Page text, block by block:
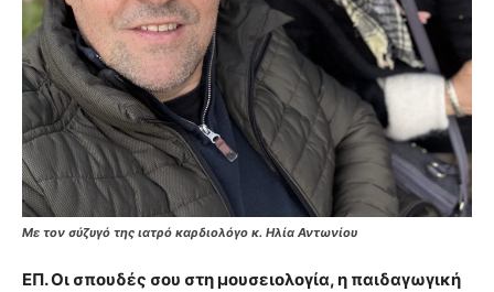
Με τον σύζυγό της ιατρό καρδιολόγο κ. Ηλία Αντωνίου
ΕΠ.Οι σπουδές σου στη μουσειολογία, η παιδαγωγική